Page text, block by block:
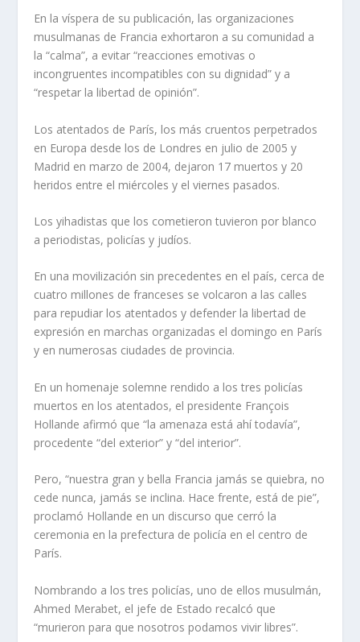
En la víspera de su publicación, las organizaciones
musulmanas de Francia exhortaron a su comunidad a
la “calma”, a evitar “reacciones emotivas o
incongruentes incompatibles con su dignidad” y a
“respetar la libertad de opinión”.
Los atentados de París, los más cruentos perpetrados
en Europa desde los de Londres en julio de 2005 y
Madrid en marzo de 2004, dejaron 17 muertos y 20
heridos entre el miércoles y el viernes pasados.
Los yihadistas que los cometieron tuvieron por blanco
a periodistas, policías y judíos.
En una movilización sin precedentes en el país, cerca de
cuatro millones de franceses se volcaron a las calles
para repudiar los atentados y defender la libertad de
expresión en marchas organizadas el domingo en París
y en numerosas ciudades de provincia.
En un homenaje solemne rendido a los tres policías
muertos en los atentados, el presidente François
Hollande afirmó que “la amenaza está ahí todavía”,
procedente “del exterior” y “del interior”.
Pero, “nuestra gran y bella Francia jamás se quiebra, no
cede nunca, jamás se inclina. Hace frente, está de pie”,
proclamó Hollande en un discurso que cerró la
ceremonia en la prefectura de policía en el centro de
París.
Nombrando a los tres policías, uno de ellos musulmán,
Ahmed Merabet, el jefe de Estado recalcó que
“murieron para que nosotros podamos vivir libres”.